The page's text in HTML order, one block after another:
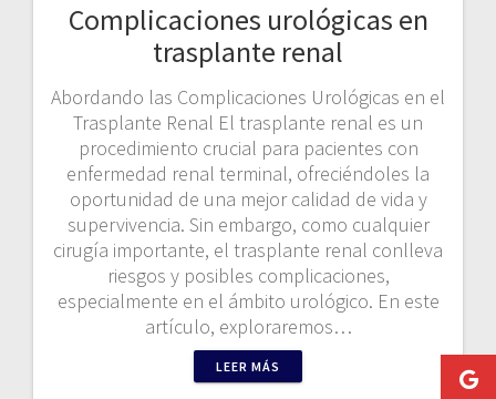
Complicaciones urológicas en
trasplante renal
Abordando las Complicaciones Urológicas en el
Trasplante Renal El trasplante renal es un
procedimiento crucial para pacientes con
enfermedad renal terminal, ofreciéndoles la
oportunidad de una mejor calidad de vida y
supervivencia. Sin embargo, como cualquier
cirugía importante, el trasplante renal conlleva
riesgos y posibles complicaciones,
especialmente en el ámbito urológico. En este
artículo, exploraremos…
LEER MÁS